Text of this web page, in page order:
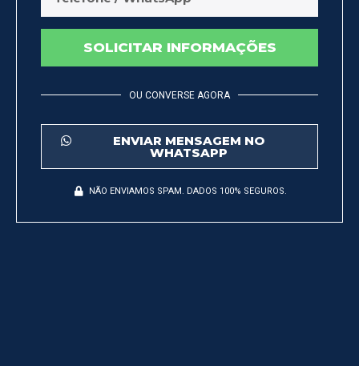
SOLICITAR INFORMAÇÕES
OU CONVERSE AGORA
ENVIAR MENSAGEM NO
WHATSAPP
NÃO ENVIAMOS SPAM. DADOS 100% SEGUROS.